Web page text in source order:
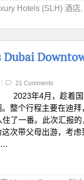
Hotels (SLH) 酒店,
Dubai
21 Comments
2023年4月，趁着
整个行程主要在迪拜
了一番。此次汇报
次带父母出游，考
…